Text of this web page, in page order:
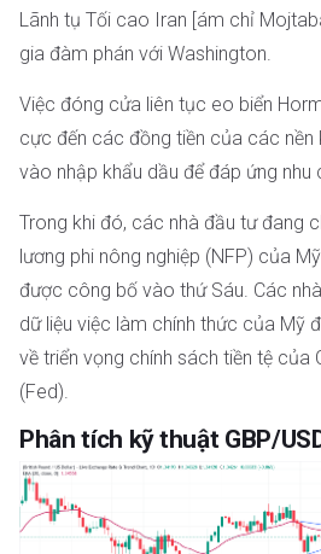
Lãnh tụ Tối cao Iran [ám chỉ
gia đàm phán với Washington.
Việc đóng cửa liên tục eo biển
cực đến các đồng tiền của các nền
vào nhập khẩu dầu để đáp ứng nhu
Trong khi đó, các nhà đầu tư đang
lương phi nông nghiệp (NFP) của
được công bố vào thứ Sáu. Các
dữ liệu việc làm chính thức của Mỹ
về triển vọng chính sách tiền tệ của
(Fed).
Phân tích kỹ thuật GBP/